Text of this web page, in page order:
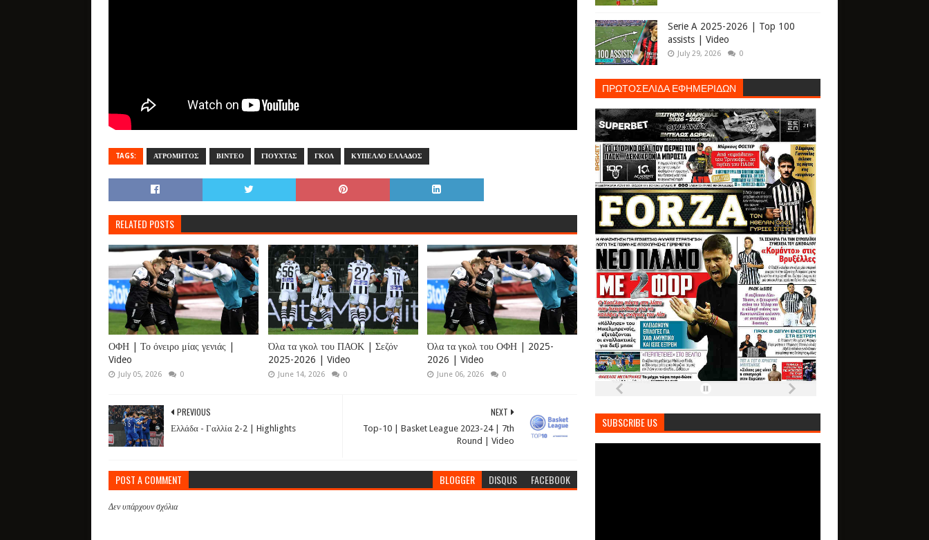
TAGS: ΑΤΡΟΜΗΤΟΣ ΒΙΝΤΕΟ ΓΙΟΥΧΤΑΣ ΓΚΟΛ ΚΥΠΕΛΛΟ ΕΛΛΑΔΟΣ
RELATED POSTS
ΟΦΗ | Το όνειρο μίας γενιάς |
Video
July 05, 2026 0
Όλα τα γκολ του ΠΑΟΚ | Σεζόν
2025-2026 | Video
June 14, 2026 0
Όλα τα γκολ του ΟΦΗ | 2025-
2026 | Video
June 06, 2026 0
NEXT
Top-10 | Basket League 2023-24 | 7th
Round | Video
PREVIOUS
Ελλάδα - Γαλλία 2-2 | Highlights
POST A COMMENT BLOGGER DISQUS FACEBOOK
Δεν υπάρχουν σχόλια
Serie A 2025-2026 | Top 100
assists | Video
July 29, 2026 0
ΠΡΩΤΟΣΕΛΙΔΑ ΕΦΗΜΕΡΙΔΩΝ
SUBSCRIBE US